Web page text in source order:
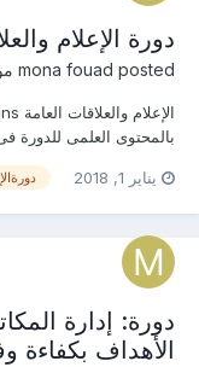
دورة الإعلام
mona fouad posted موضوع in
بالمحتوى العلمى للدورة
الحكومية للإستفسار عن
يناير 1, 2018
دورة: إدارة
الأهداف بكفاءة